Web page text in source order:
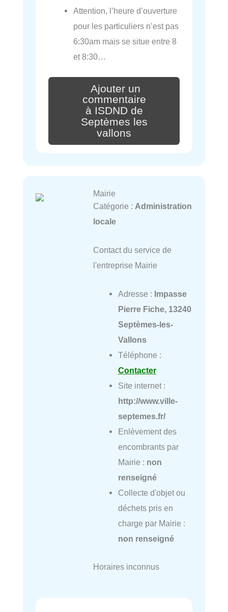
Attention, l’heure d’ouverture
pour les particuliers n’est pas
6:30am mais se situe entre 8
et 8:30…
Ajouter un
commentaire
à ISDND de
Septèmes les
vallons
Mairie
Catégorie : Administration
locale
Contact du service de
l'entreprise Mairie
Adresse : Impasse
Pierre Fiche, 13240
Septèmes-les-
Vallons
Téléphone :
Contacter
Site internet :
http://www.ville-
septemes.fr/
Enlèvement des
encombrants par
Mairie : non
renseigné
Collecte d'objet ou
déchets pris en
charge par Mairie :
non renseigné
Horaires inconnus